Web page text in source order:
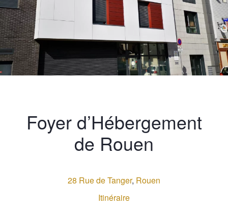
Foyer d’Hébergement
de Rouen
28 Rue de Tanger, Rouen
Itinéraire